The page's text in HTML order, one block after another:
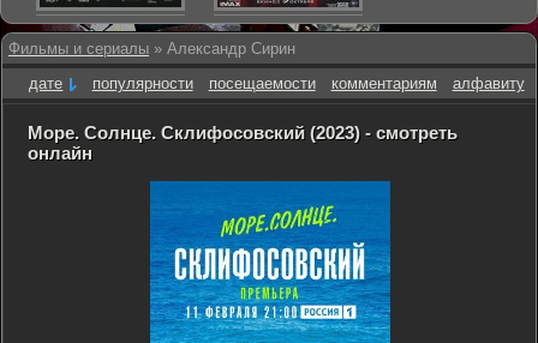
Фильмы и сериалы » Александр Сирин
дате
популярности посещаемости комментариям алфавиту
Море. Солнце. Склифосовский (2023) - смотреть
онлайн